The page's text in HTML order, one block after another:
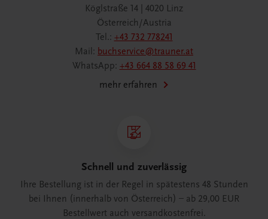
Köglstraße 14 | 4020 Linz
Österreich/Austria
Tel.: +43 732 778241
Mail: buchservice@trauner.at
WhatsApp: +43 664 88 58 69 41
mehr erfahren
Schnell und zuverlässig
Ihre Bestellung ist in der Regel in spätestens 48 Stunden
bei Ihnen (innerhalb von Österreich) – ab 29,00 EUR
Bestellwert auch versandkostenfrei.